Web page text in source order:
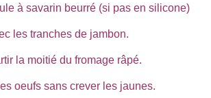
à savarin beurré (si pas en silicone)
les tranches de jambon.
la moitié du fromage râpé.
oeufs sans crever les jaunes.